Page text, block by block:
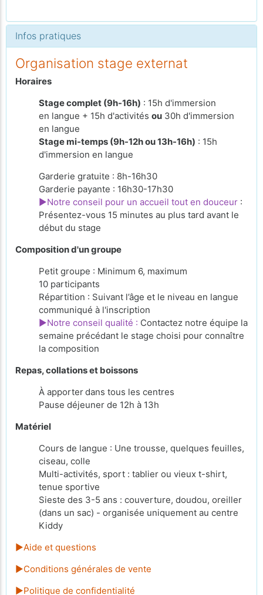
Infos pratiques
Organisation stage externat
Horaires
Stage complet (9h-16h) : 15h d'immersion
en langue + 15h d'activités ou 30h d'immersion
en langue
Stage mi-temps (9h-12h ou 13h-16h) : 15h
d'immersion en langue
Garderie gratuite : 8h-16h30
Garderie payante : 16h30-17h30
►Notre conseil pour un accueil tout en douceur :
Présentez-vous 15 minutes au plus tard avant le
début du stage
Composition d'un groupe
Petit groupe : Minimum 6, maximum
10 participants
Répartition : Suivant l’âge et le niveau en langue
communiqué à l'inscription
►Notre conseil qualité : Contactez notre équipe la
semaine précédant le stage choisi pour connaître
la composition
Repas, collations et boissons
À apporterdans tous les centres
Pause déjeuner de 12h à 13h
Matériel
Cours de langue : Une trousse, quelques feuilles,
ciseau, colle
Multi-activités, sport : tablier ou vieux t-shirt,
tenue sportive
Sieste des 3-5 ans : couverture, doudou, oreiller
(dans un sac) - organisée uniquement au centre
Kiddy
►Aide et questions
►Conditions générales de vente
►Politique de confidentialité